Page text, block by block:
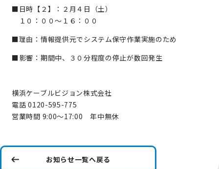
■日時【２】：２月４日（土）
１０：００～１６：００
■理由：情報提供元でシステム保守作業実施のため
■影響：期間中、３０分程度の停止が数回発生
横浜ケーブルビジョン株式会社
電話 0120-595-775
営業時間 9:00～17:00 年中無休
お知らせ一覧へ戻る